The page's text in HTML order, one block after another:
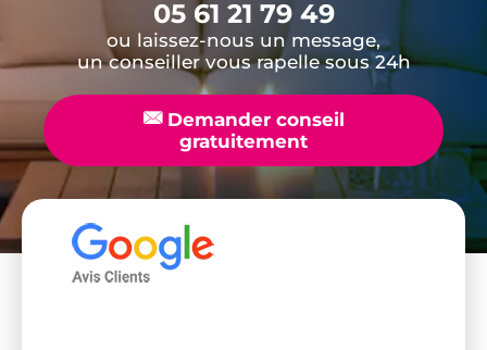
05 61 21 79 49
ou laissez-nous un message,
un conseiller vous rapelle sous 24h
📧Demander conseil
gratuitement